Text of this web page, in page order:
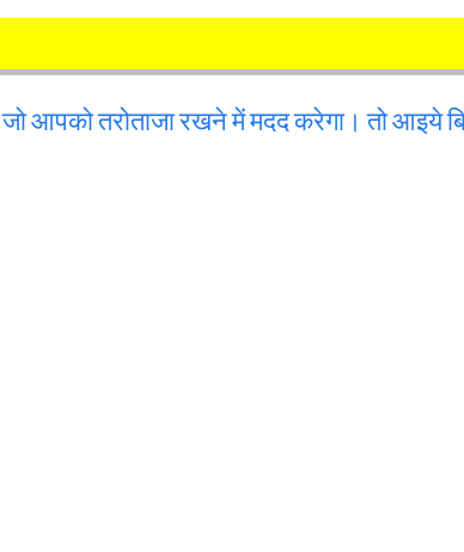
तरोताजा रखने में मदद करेगा। तो आइये